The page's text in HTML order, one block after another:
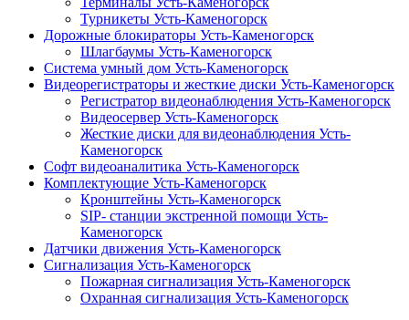
Турникеты Усть-Каменогорск
Дорожные блокираторы Усть-Каменогорск
Шлагбаумы Усть-Каменогорск
Система умный дом Усть-Каменогорск
Видеорегистраторы и жесткие диски Усть-Каменогорск
Регистратор видеонаблюдения Усть-Каменогорск
Видеосервер Усть-Каменогорск
Жесткие диски для видеонаблюдения Усть-
Каменогорск
Софт видеоаналитика Усть-Каменогорск
Комплектующие Усть-Каменогорск
Кронштейны Усть-Каменогорск
SIP- станции экстренной помощи Усть-
Каменогорск
Датчики движения Усть-Каменогорск
Сигнализация Усть-Каменогорск
Пожарная сигнализация Усть-Каменогорск
Охранная сигнализация Усть-Каменогорск